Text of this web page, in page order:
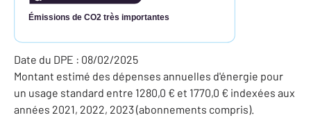
Émissions de CO2 très importantes
Date du DPE : 08/02/2025
Montant estimé des dépenses annuelles d'énergie pour
un usage standard entre 1280,0 € et 1770,0 € indexées aux
années 2021, 2022, 2023 (abonnements compris).